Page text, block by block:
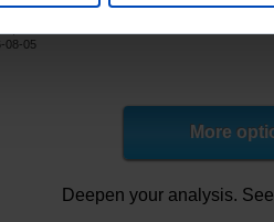
1.3
1.3
1.3
1.4
┴2.3
08-05
More
Deepen your analysis.